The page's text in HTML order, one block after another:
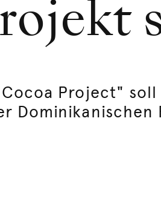
Project"
Dominikanischen